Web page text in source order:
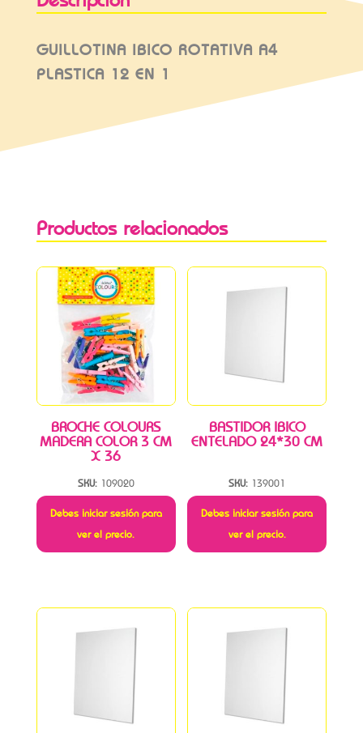
GUILLOTINA IBICO ROTATIVA A4
PLASTICA 12 EN 1
Productos relacionados
BROCHE COLOURS
MADERA COLOR 3 CM
X 36
SKU: 109020
Debes iniciar sesión para
ver el precio.
BASTIDOR IBICO
ENTELADO 24*30 CM
SKU: 139001
Debes iniciar sesión para
ver el precio.